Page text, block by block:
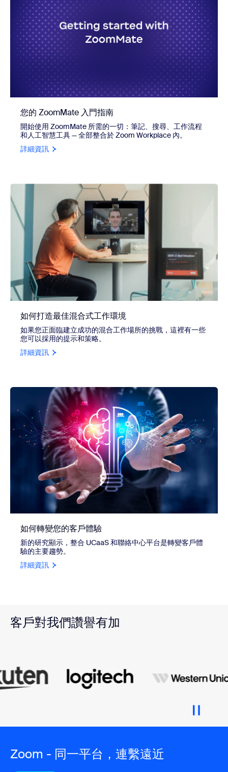
您的 ZoomMate 入門指南
開始使用 ZoomMate 所需的一切：筆記、搜尋、工作流程
和人工智慧工具 — 全部整合於 Zoom Workplace 內。
詳細資訊
如何打造最佳混合式工作環境
如果您正面臨建立成功的混合工作場所的挑戰，這裡有一些
您可以採用的提示和策略。
詳細資訊
如何轉變您的客戶體驗
新的研究顯示，整合 UCaaS 和聯絡中心平台是轉變客戶體
驗的主要趨勢。
詳細資訊
客戶對我們讚譽有加
Zoom - 同一平台，連繫遠近